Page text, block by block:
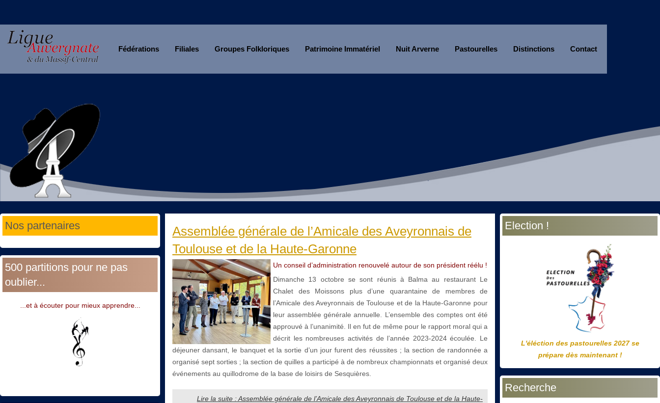
Fédérations Filiales Groupes Folkloriques Patrimoine Immatériel Nuit Arverne Pastourelles Distinctions Contact
Nos partenaires
500 partitions pour ne pas
oublier...
...et à écouter pour mieux apprendre...
Assemblée générale de l’Amicale des Aveyronnais de
Toulouse et de la Haute-Garonne
Un conseil d’administration renouvelé autour de son président réélu !
Dimanche 13 octobre se sont réunis à Balma au restaurant Le
Chalet des Moissons plus d’une quarantaine de membres de
l’Amicale des Aveyronnais de Toulouse et de la Haute-Garonne pour
leur assemblée générale annuelle. L’ensemble des comptes ont été
approuvé à l’unanimité. Il en fut de même pour le rapport moral qui a
décrit les nombreuses activités de l’année 2023-2024 écoulée. Le
déjeuner dansant, le banquet et la sortie d’un jour furent des réussites ; la section de randonnée a
organisé sept sorties ; la section de quilles a participé à de nombreux championnats et organisé deux
événements au quillodrome de la base de loisirs de Sesquières.
Lire la suite : Assemblée générale de l’Amicale des Aveyronnais de Toulouse et de la Haute-
Election !
L'éléction des pastourelles 2027 se
prépare dès maintenant !
Recherche
Année
précédente
Mois
précédent
Année
suivante
Mois
suivant